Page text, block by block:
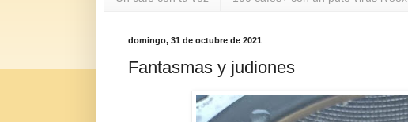
domingo, 31 de octubre de 2021
Fantasmas y judiones